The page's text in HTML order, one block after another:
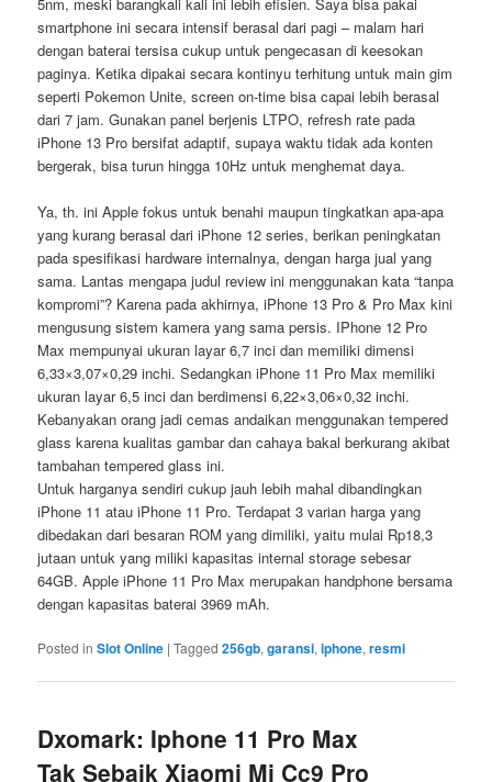
smartphone ini secara intensif berasal dari pagi – malam hari
dengan baterai tersisa cukup untuk pengecasan di keesokan
paginya. Ketika dipakai secara kontinyu terhitung untuk main gim
seperti Pokemon Unite, screen on-time bisa capai lebih berasal
dari 7 jam. Gunakan panel berjenis LTPO, refresh rate pada
iPhone 13 Pro bersifat adaptif, supaya waktu tidak ada konten
bergerak, bisa turun hingga 10Hz untuk menghemat daya.
Ya, th. ini Apple fokus untuk benahi maupun tingkatkan apa-apa
yang kurang berasal dari iPhone 12 series, berikan peningkatan
pada spesifikasi hardware internalnya, dengan harga jual yang
sama. Lantas mengapa judul review ini menggunakan kata “tanpa
kompromi”? Karena pada akhirnya, iPhone 13 Pro & Pro Max kini
mengusung sistem kamera yang sama persis. IPhone 12 Pro
Max mempunyai ukuran layar 6,7 inci dan memiliki dimensi
6,33×3,07×0,29 inchi. Sedangkan iPhone 11 Pro Max memiliki
ukuran layar 6,5 inci dan berdimensi 6,22×3,06×0,32 inchi.
Kebanyakan orang jadi cemas andaikan menggunakan tempered
glass karena kualitas gambar dan cahaya bakal berkurang akibat
tambahan tempered glass ini.
Untuk harganya sendiri cukup jauh lebih mahal dibandingkan
iPhone 11 atau iPhone 11 Pro. Terdapat 3 varian harga yang
dibedakan dari besaran ROM yang dimiliki, yaitu mulai Rp18,3
jutaan untuk yang miliki kapasitas internal storage sebesar
64GB. Apple iPhone 11 Pro Max merupakan handphone bersama
dengan kapasitas baterai 3969 mAh.
Posted in Slot Online |Tagged 256gb,garansi,iphone,resmi
Dxomark: Iphone 11 Pro Max
Tak Sebaik Xiaomi Mi Cc9 Pro